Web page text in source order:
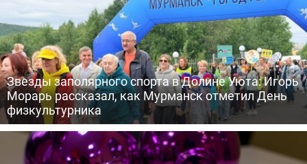
Звезды заполярного спорта в Долине Уюта: Игорь
Морарь рассказал, как Мурманск отметил День
физкультурника